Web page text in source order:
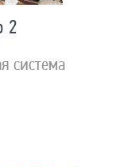
2
система